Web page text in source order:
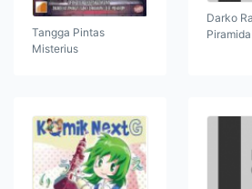
Tangga Pintas
Misterius
Darko
Piramida